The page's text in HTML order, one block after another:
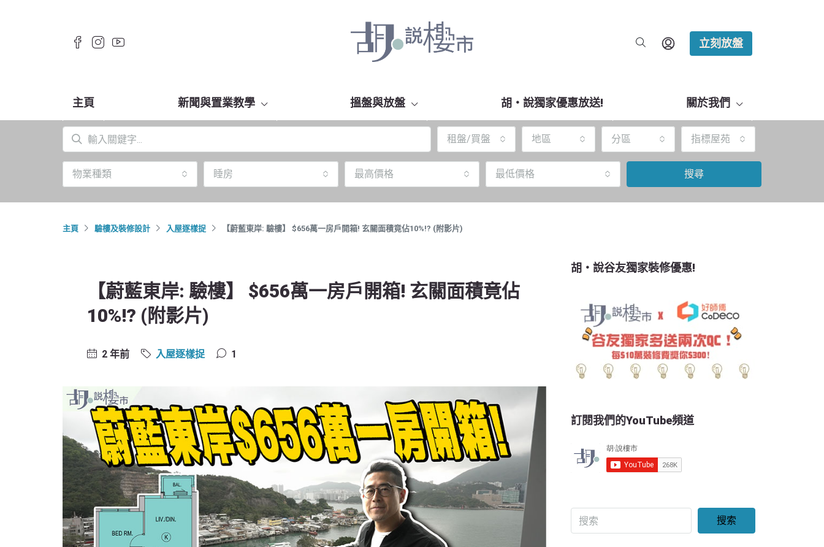
立刻放盤
主頁 新聞與置業教學 搵盤與放盤 胡‧說獨家優惠放送! 關於我們
租盤/買盤 地區 分區 指標屋苑
物業種類 睡房 最高價格 最低價格 搜尋
主頁 驗樓及裝修設計 入屋逐樣捉 【蔚藍東岸: 驗樓】 $656萬一房戶開箱! 玄關面積竟佔10%!? (附影片)
【蔚藍東岸: 驗樓】 $656萬一房戶開箱! 玄關面積竟佔
10%!? (附影片)
2 年前 入屋逐樣捉 1
胡‧說谷友獨家裝修優惠!
訂閱我們的YouTube頻道
搜索